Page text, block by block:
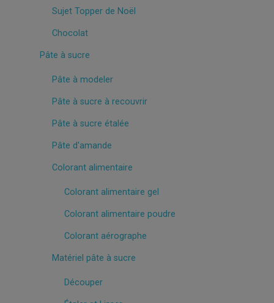
Sujet Topper de Noël
Chocolat
Pâte à sucre
Pâte à modeler
Pâte à sucre à recouvrir
Pâte à sucre étalée
Pâte d'amande
Colorant alimentaire
Colorant alimentaire gel
Colorant alimentaire poudre
Colorant aérographe
Matériel pâte à sucre
Découper